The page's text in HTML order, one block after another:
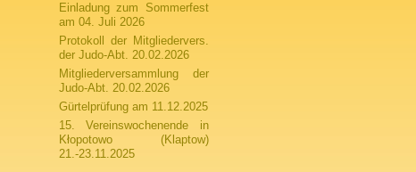
Einladung zum Sommerfest
am 04. Juli 2026
Protokoll der Mitgliedervers.
der Judo-Abt. 20.02.2026
Mitgliederversammlung der
Judo-Abt. 20.02.2026
Gürtelprüfung am 11.12.2025
15. Vereinswochenende in
Kłopotowo (Klaptow)
21.-23.11.2025